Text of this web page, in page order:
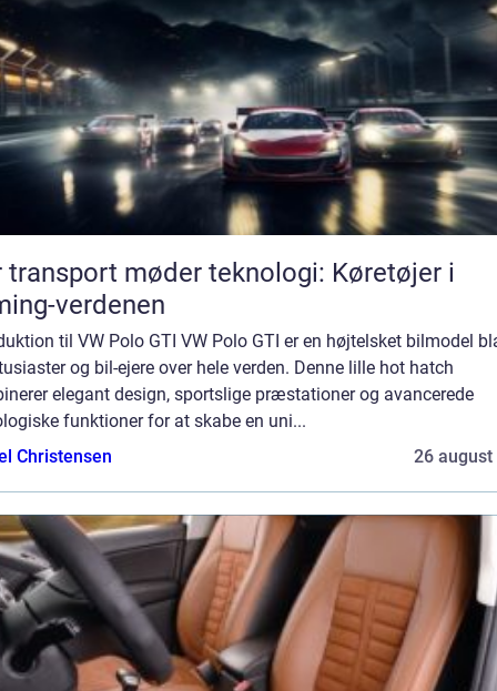
transport møder teknologi: Køretøjer i
verdenen
til VW Polo GTI VW Polo GTI er en højtelsket bilmodel
og bil-ejere over hele verden. Denne lille hot hatch
elegant design, sportslige præstationer og avancerede
funktioner for at skabe en uni...
Christensen
26 august